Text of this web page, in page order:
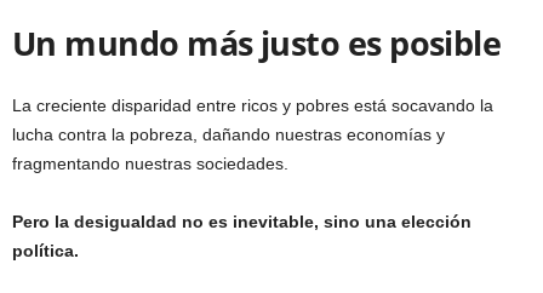
Un mundo más justo es posible
La creciente disparidad entre ricos y pobres está socavando la
lucha contra la pobreza, dañando nuestras economías y
fragmentando nuestras sociedades.
Pero la desigualdad no es inevitable, sino una elección
política.